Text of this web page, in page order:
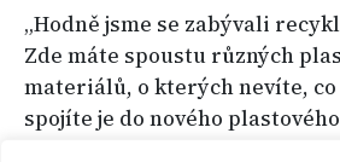
„Hodně jsme se zabývali
Zde máte spoustu různých
materiálů, o kterých nevíte, co
spojíte je do nového